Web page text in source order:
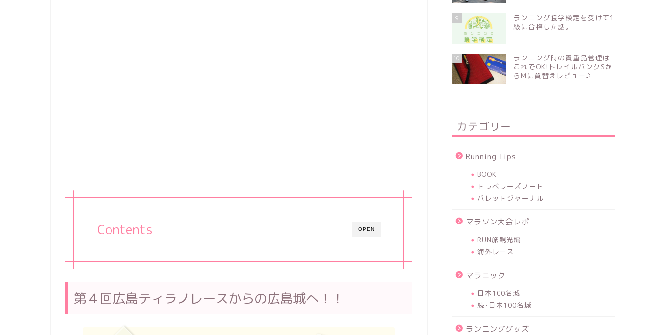
OPEN
Contents
第４回広島ティラノレースからの広島城へ！！
9
ランニング食学検定を受けて1
級に合格した話。
10
ランニング時の貴重品管理は
これでOK!トレイルバンクSか
らMに買替えレビュー♪
カテゴリー
Running Tips
BOOK
トラベラーズノート
バレットジャーナル
マラソン大会レポ
RUN旅観光編
海外レース
マラニック
日本100名城
続･日本100名城
ランニンググッズ